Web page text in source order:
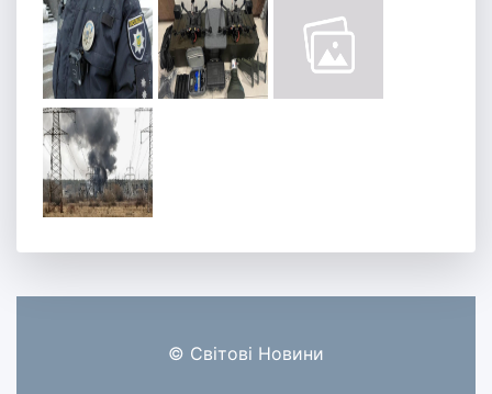
© Світові Новини